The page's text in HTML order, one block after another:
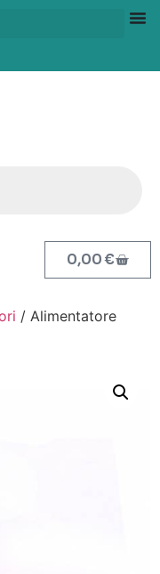
0,00€
/ Alimentatore